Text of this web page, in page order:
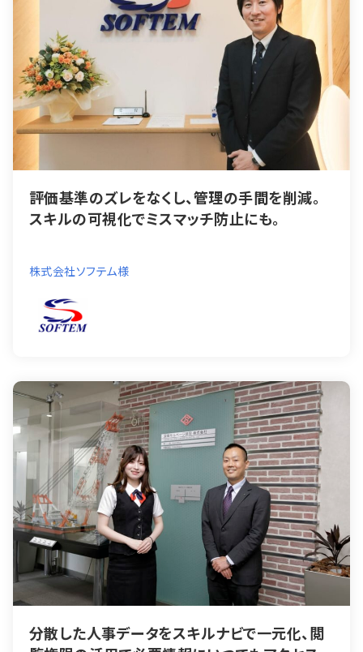
評価基準のズレをなくし、管理の手間を削減。
スキルの可視化でミスマッチ防止にも。
株式会社ソフテム様
分散した人事データをスキルナビで一元化、閲